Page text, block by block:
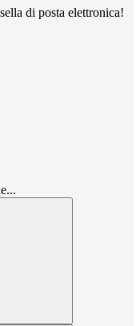
di posta elettronica!